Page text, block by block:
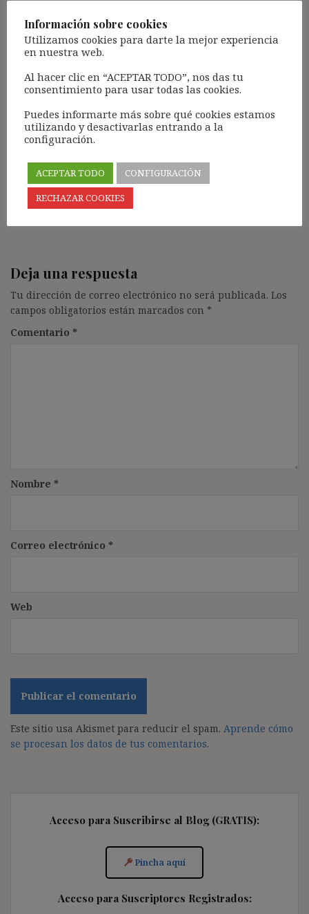
28 febrero, 2017 a las 15:10
Es terrible que aun hoy en dia se siga teniendo en
malas condiciones laborles a las empleadas del
hogar, es un trabajo que conlleva muchisimas
y dignidad. Saludos
Deja una respuesta
Tu dirección de correo electrónico no será publicada. Los
campos obligatorios están marcados con *
Comentario *
Nombre *
Correo electrónico *
Web
Este sitio usa Akismet para reducir el spam. Aprende cómo
se procesan los datos de tus comentarios.
Acceso para Suscribirse al Blog (GRATIS):
Pincha aquí
Acceso para Suscriptores Registrados:
Información sobre cookies
Utilizamos cookies para darte la mejor experiencia
en nuestra web.
Al hacer clic en “ACEPTAR TODO”, nos das tu
consentimiento para usar todas las cookies.
Puedes informarte más sobre qué cookies estamos
utilizando y desactivarlas entrando a la
configuración.
ACEPTAR TODO
CONFIGURACIÓN
RECHAZAR COOKIES